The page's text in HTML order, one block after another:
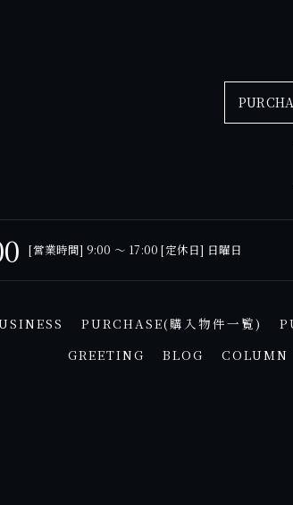
[営業時間] 9:00 ～ 17:00 [定休日] 日曜日
PURCHASE(購入物件一覧)
GREETING
BLOG COLUMN